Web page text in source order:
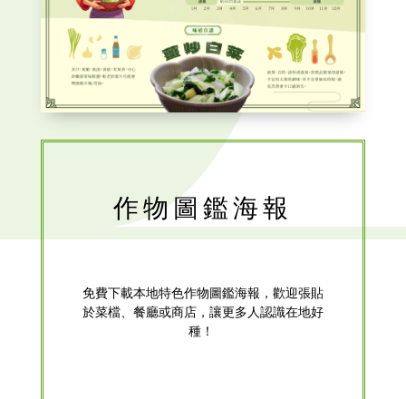
作物圖鑑海報
免費下載本地特色作物圖鑑海報，歡迎張貼
於菜檔、餐廳或商店，讓更多人認識在地好
種！